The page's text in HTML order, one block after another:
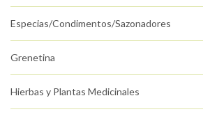
Especias/Condimentos/Sazonadores
Grenetina
Hierbas y Plantas Medicinales